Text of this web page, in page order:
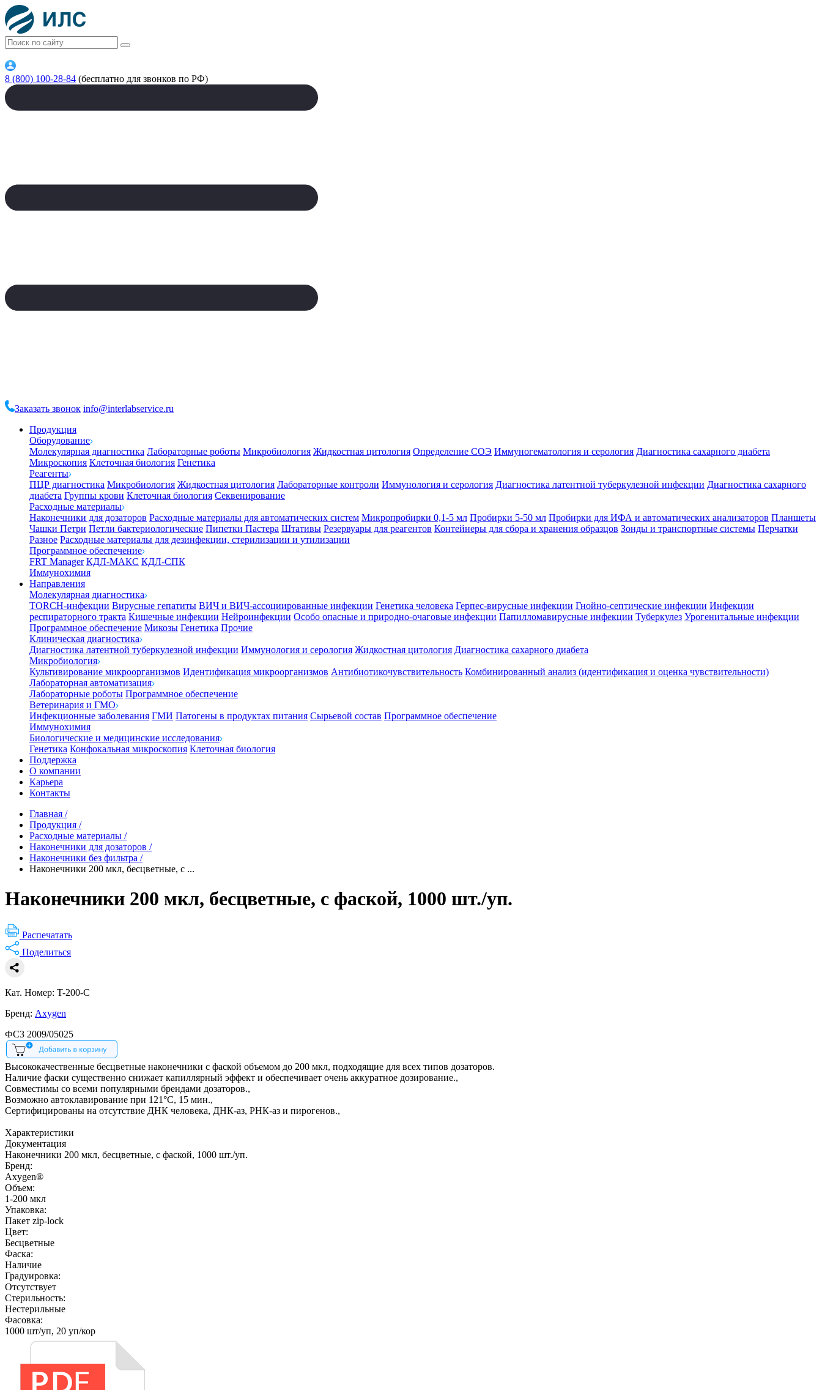
8 (800) 100-28-84 (бесплатно для звонков по РФ)
Заказать звонок info@interlabservice.ru
Продукция
Оборудование
Молекулярная диагностика Лабораторные роботы Микробиология Жидкостная цитология Определение СОЭ Иммуногематология и серология Диагностика сахарного диабета
Микроскопия Клеточная биология Генетика
Реагенты
ПЦР диагностика Микробиология Жидкостная цитология Лабораторные контроли Иммунология и серология Диагностика латентной туберкулезной инфекции Диагностика сахарного
диабета Группы крови Клеточная биология Секвенирование
Расходные материалы
Наконечники для дозаторов Расходные материалы для автоматических систем Микропробирки 0,1-5 мл Пробирки 5-50 мл Пробирки для ИФА и автоматических анализаторов Планшеты
Чашки Петри Петли бактериологические Пипетки Пастера Штативы Резервуары для реагентов Контейнеры для сбора и хранения образцов Зонды и транспортные системы Перчатки
Разное Расходные материалы для дезинфекции, стерилизации и утилизации
Программное обеспечение
FRT Manager КДЛ-МАКС КДЛ-СПК
Иммунохимия
Направления
Молекулярная диагностика
TORCH-инфекции Вирусные гепатиты ВИЧ и ВИЧ-ассоциированные инфекции Генетика человека Герпес-вирусные инфекции Гнойно-септические инфекции Инфекции
респираторного тракта Кишечные инфекции Нейроинфекции Особо опасные и природно-очаговые инфекции Папилломавирусные инфекции Туберкулез Урогенитальные инфекции
Программное обеспечение Микозы Генетика Прочие
Клиническая диагностика
Диагностика латентной туберкулезной инфекции Иммунология и серология Жидкостная цитология Диагностика сахарного диабета
Микробиология
Культивирование микроорганизмов Идентификация микроорганизмов Антибиотикочувствительность Комбинированный анализ (идентификация и оценка чувствительности)
Лабораторная автоматизация
Лабораторные роботы Программное обеспечение
Ветеринария и ГМО
Инфекционные заболевания ГМИ Патогены в продуктах питания Сырьевой состав Программное обеспечение
Иммунохимия
Биологические и медицинские исследования
Генетика Конфокальная микроскопия Клеточная биология
Поддержка
О компании
Карьера
Контакты
Главная /
Продукция /
Расходные материалы /
Наконечники для дозаторов /
Наконечники без фильтра /
Наконечники 200 мкл, бесцветные, с ...
Наконечники 200 мкл, бесцветные, с фаской, 1000 шт./уп.
Распечатать
Поделиться
Кат. Номер: T-200-C
Бренд: Axygen
ФСЗ 2009/05025
Высококачественные бесцветные наконечники с фаской объемом до 200 мкл, подходящие для всех типов дозаторов.
Наличие фаски существенно снижает капиллярный эффект и обеспечивает очень аккуратное дозирование.,
Совместимы со всеми популярными брендами дозаторов.,
Возможно автоклавирование при 121°С, 15 мин.,
Сертифицированы на отсутствие ДНК человека, ДНК-аз, РНК-аз и пирогенов.,
Характеристики
Документация
Наконечники 200 мкл, бесцветные, с фаской, 1000 шт./уп.
Бренд:
Axygen®
Объем:
1-200 мкл
Упаковка:
Пакет zip-lock
Цвет:
Бесцветные
Фаска:
Наличие
Градуировка:
Отсутствует
Стерильность:
Нестерильные
Фасовка:
1000 шт/уп, 20 уп/кор